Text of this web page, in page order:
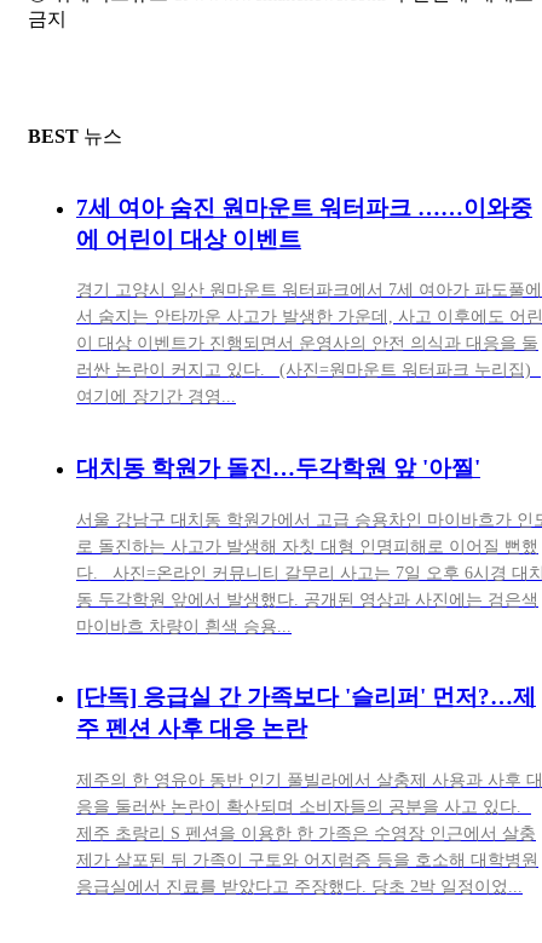
금지
BEST 뉴스
7세 여아 숨진 원마운트 워터파크 ……이와중
에 어린이 대상 이벤트
경기 고양시 일산 원마운트 워터파크에서 7세 여아가 파도풀에
서 숨지는 안타까운 사고가 발생한 가운데, 사고 이후에도 어린
이 대상 이벤트가 진행되면서 운영사의 안전 의식과 대응을 둘
러싼 논란이 커지고 있다. (사진=원마운트 워터파크 누리집)
여기에 장기간 경영...
대치동 학원가 돌진…두각학원 앞 '아찔'
서울 강남구 대치동 학원가에서 고급 승용차인 마이바흐가 인
로 돌진하는 사고가 발생해 자칫 대형 인명피해로 이어질 뻔했
다. 사진=온라인 커뮤니티 갈무리 사고는 7일 오후 6시경 대
동 두각학원 앞에서 발생했다. 공개된 영상과 사진에는 검은색
마이바흐 차량이 흰색 승용...
[단독] 응급실 간 가족보다 '슬리퍼' 먼저?…제
주 펜션 사후 대응 논란
제주의 한 영유아 동반 인기 풀빌라에서 살충제 사용과 사후 대
응을 둘러싼 논란이 확산되며 소비자들의 공분을 사고 있다.
제주 초랑리 S 펜션을 이용한 한 가족은 수영장 인근에서 살충
제가 살포된 뒤 가족이 구토와 어지럼증 등을 호소해 대학병원
응급실에서 진료를 받았다고 주장했다. 당초 2박 일정이었...